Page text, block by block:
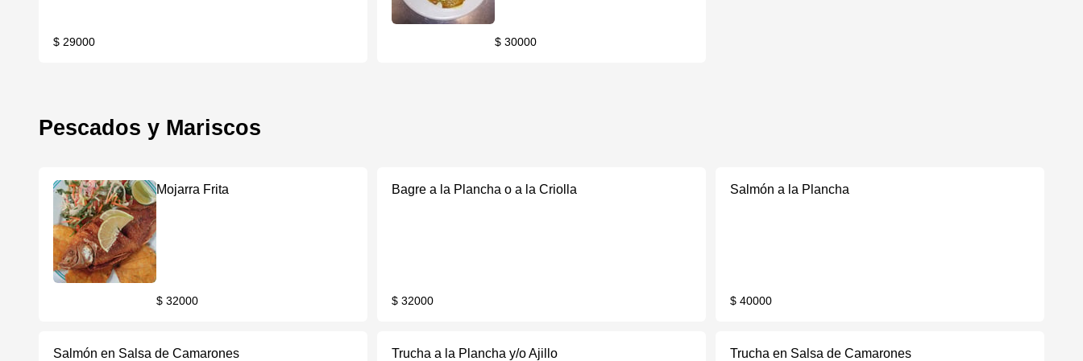
$ 29000 $ 30000
Pescados y Mariscos
Mojarra Frita
$ 32000
Bagre a la Plancha o a la Criolla
$ 32000
Salmón a la Plancha
$ 40000
Salmón en Salsa de Camarones Trucha a la Plancha y/o Ajillo Trucha en Salsa de Camarones